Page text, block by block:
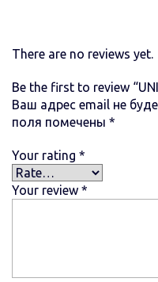
There are no reviews yet.
Be the first to review
Ваш адрес email не
поля помечены *
Your rating *
Your review *